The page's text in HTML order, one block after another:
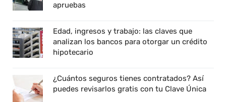
apruebas
Edad, ingresos y trabajo: las claves que
analizan los bancos para otorgar un crédito
hipotecario
¿Cuántos seguros tienes contratados? Así
puedes revisarlos gratis con tu Clave Única